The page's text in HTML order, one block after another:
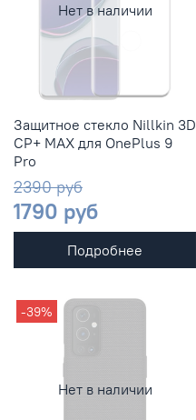
Нет в наличии
Защитное стекло Nillkin 3D
CP+ MAX для OnePlus 9
Pro
2390 руб
1790 руб
Подробнее
Нет в наличии
-39%